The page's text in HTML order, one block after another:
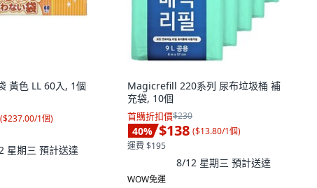
黃色 LL 60入, 1個
($237.00/1個)
星期三 預計送達
Magicrefill 220系列 尿布垃圾桶 補
充袋, 10個
首購折扣價$230
40% $138 ($13.80/1個)
運費 $195
8/12 星期三 預計送達
WOW免運